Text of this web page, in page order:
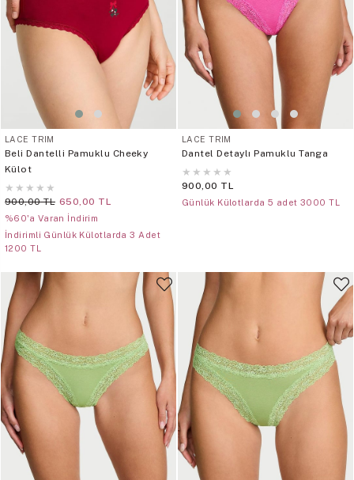
LACE TRIM
Beli Dantelli Pamuklu Cheeky
Külot
★ ★ ★ ★ ★
900,00 TL 650,00 TL
%60'a Varan İndirim
İndirimli Günlük Külotlarda 3 Adet
1200 TL
LACE TRIM
Dantel Detaylı Pamuklu Tanga
★ ★ ★ ★ ★
900,00 TL
Günlük Külotlarda 5 adet 3000 TL